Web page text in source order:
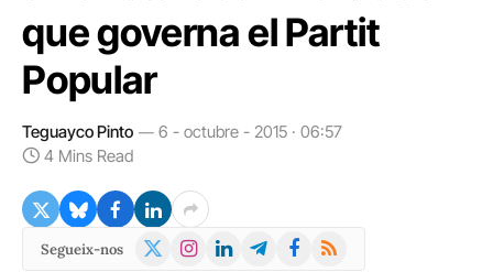
que governa el Partit
Popular
Teguayco Pinto
6 - octubre - 2015 · 06:57
4 Mins Read
Segueix-nos
X
Instagram
LinkedInTelegramFacebook
RSS